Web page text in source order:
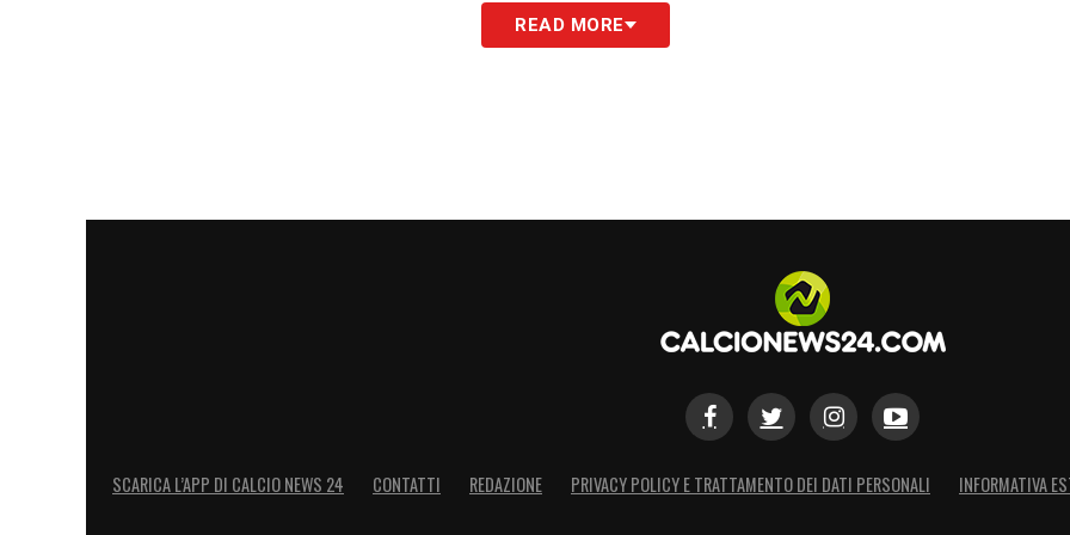
Kobel 7; Anton 6.5, Sule 6.5, Bensebaini 6.5; Ryerson
READ MORE
SCARICA L’APP DI CALCIO NEWS 24 CONTATTI REDAZIONE PRIVACY POLICY E TRATTAMENTO DEI DATI PERSONALI INFORMATIVA